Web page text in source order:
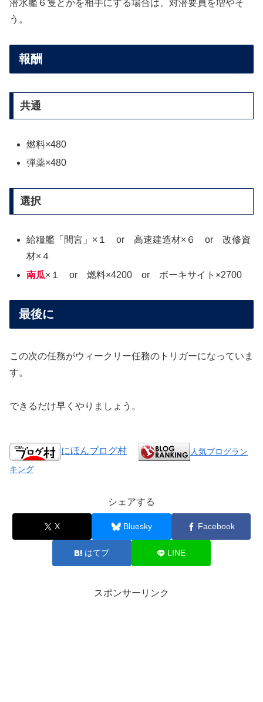
潜水艦６隻とかを相手にする場合は、対潜要員を増やそ
う。
報酬
共通
燃料×480
弾薬×480
選択
給糧艦「間宮」×１ or 高速建造材×６ or 改修資
材×４
南瓜×１ or 燃料×4200 or ボーキサイト×2700
最後に
この次の任務がウィークリー任務のトリガーになっていま
す。
できるだけ早くやりましょう。
にほんブログ村
人気ブログラン
キング
シェアする
X Bluesky Facebook
はてブ LINE
スポンサーリンク